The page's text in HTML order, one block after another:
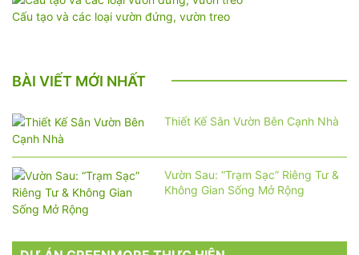
Cấu tạo và các loại vườn đứng, vườn treo
BÀI VIẾT MỚI NHẤT
Thiết Kế Sân Vườn Bên Cạnh Nhà
Vườn Sau: “Trạm Sạc” Riêng Tư &
Không Gian Sống Mở Rộng